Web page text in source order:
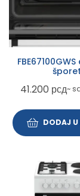
šporet
41.200 рсд~
DODAJ U